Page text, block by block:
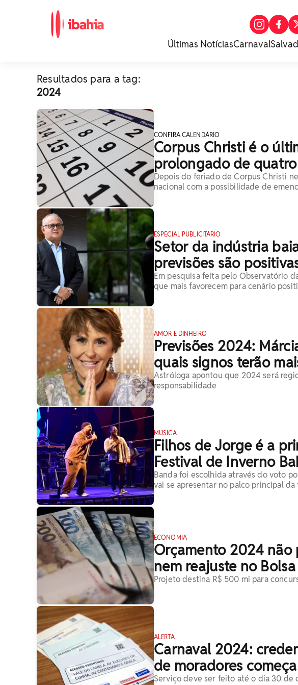
Últimas NotíciasCarnaval
Resultados para a tag:
2024
CONFIRA CALENDÁRIO
Corpus Christi é o
prolongado de
Depois do feriado de Corpus Christi
nacional com a possibilidade de
ESPECIAL PUBLICITÁRIO
Setor da indústria
previsões são
Em pesquisa feita pelo Observatório
que mais favorecem para cenário
AMOR E DINHEIRO
Previsões 2024:
quais signos terão
Astróloga apontou que 2024 será
responsabilidade
MÚSICA
Filhos de Jorge é a
Festival de Inverno
Banda foi escolhida através do voto
vai se apresentar no palco principal
ECONOMIA
Orçamento 2024 não
nem reajuste no
Projeto destina R$ 500 mi para
ALERTA
Carnaval 2024:
de moradores
Serviço deve ser feito até o dia 30 de